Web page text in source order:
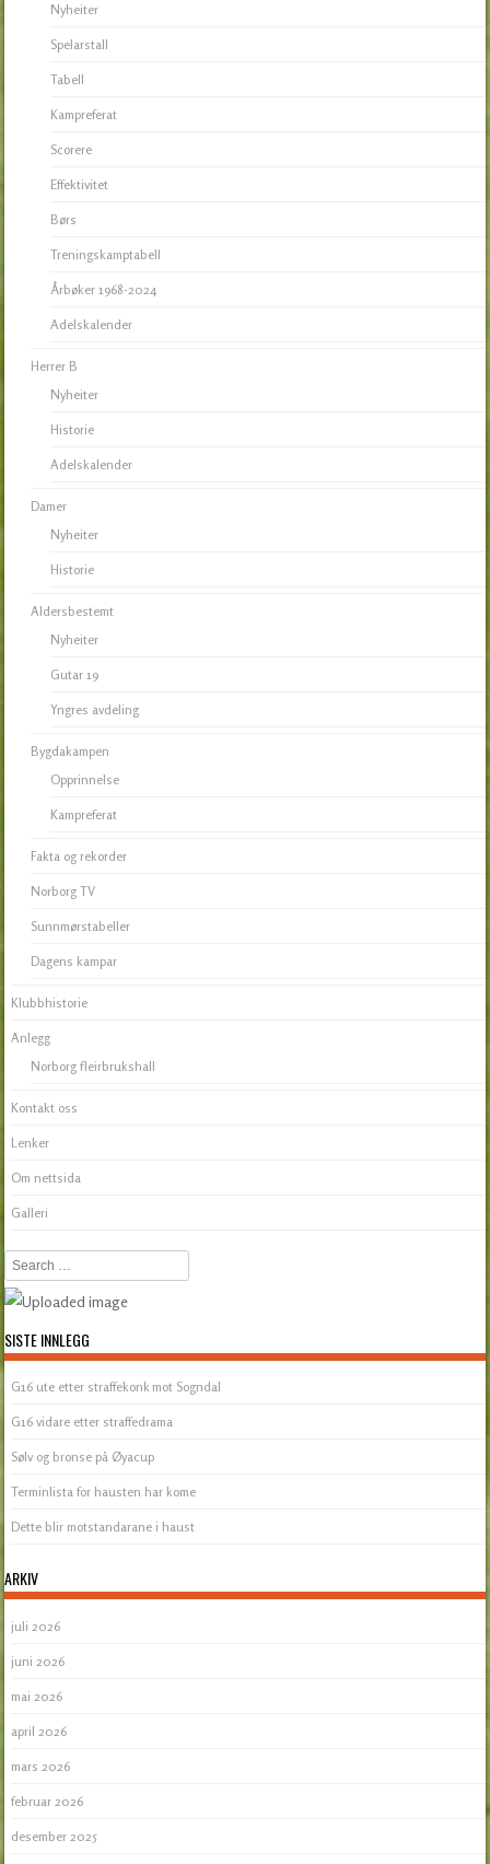
Nyheiter
Spelarstall
Tabell
Kampreferat
Scorere
Effektivitet
Børs
Treningskamptabell
Årbøker 1968-2024
Adelskalender
Herrer B
Nyheiter
Historie
Adelskalender
Damer
Nyheiter
Historie
Aldersbestemt
Nyheiter
Gutar 19
Yngres avdeling
Bygdakampen
Opprinnelse
Kampreferat
Fakta og rekorder
Norborg TV
Sunnmørstabeller
Dagens kampar
Klubbhistorie
Anlegg
Norborg fleirbrukshall
Kontakt oss
Lenker
Om nettsida
Galleri
Search
SISTE INNLEGG
G16 ute etter straffekonk mot Sogndal
G16 vidare etter straffedrama
Sølv og bronse på Øyacup
Terminlista for hausten har kome
Dette blir motstandarane i haust
ARKIV
juli 2026
juni 2026
mai 2026
april 2026
mars 2026
februar 2026
desember 2025